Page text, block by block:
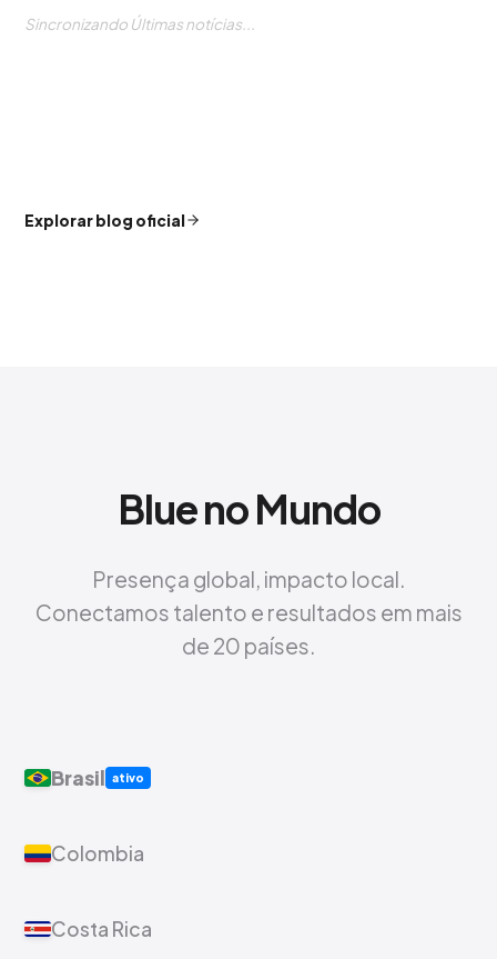
Sincronizando Últimas notícias...
Explorar blog oficial
Blue no Mundo
Presença global, impacto local.
Conectamos talento e resultados em mais
de 20 países.
Brasil ativo
Colombia
Costa Rica